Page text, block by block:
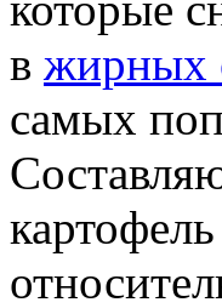
в жирных
самых